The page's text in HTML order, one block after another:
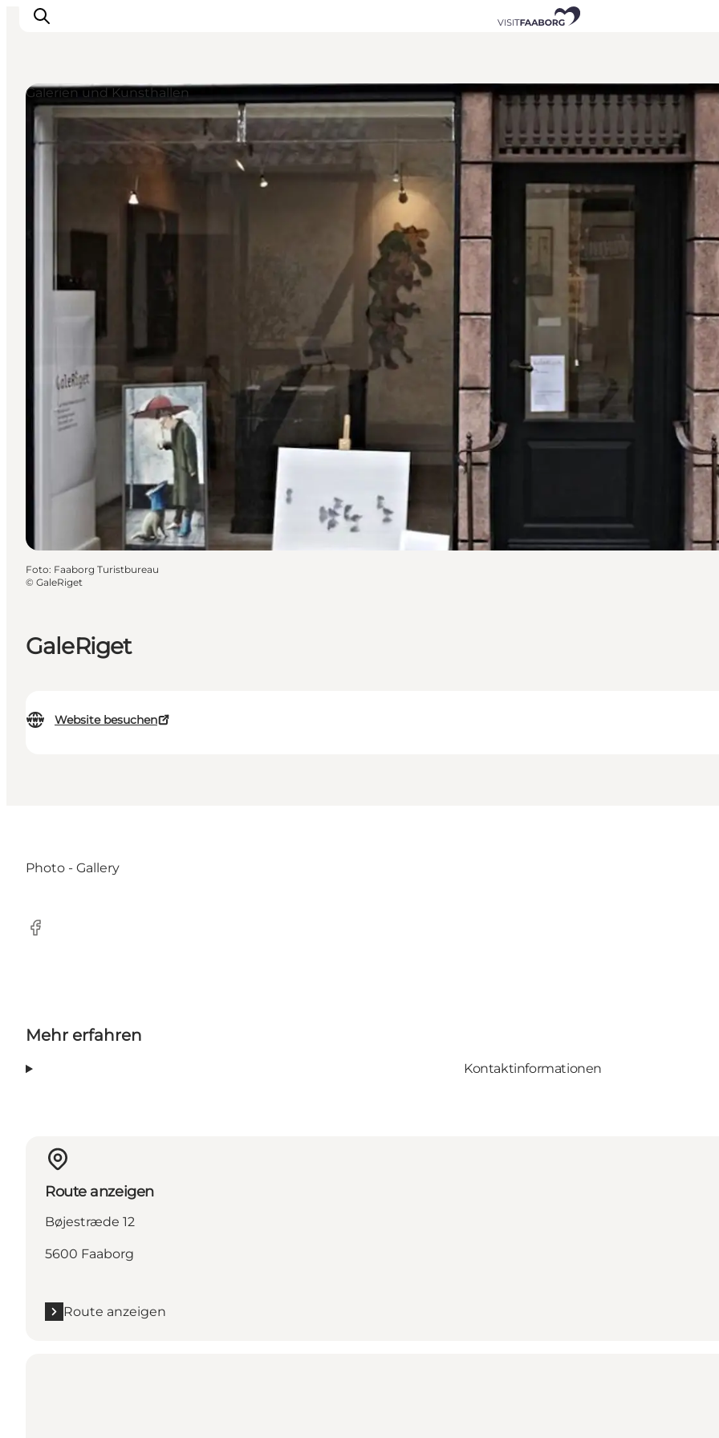
Unterkünfte
Gastronomie
Inselhüpfen
Outdoor
GaleRiget
Website besuchen
Galerien und Kunsthallen
Foto: Faaborg Turistbureau
© GaleRiget
Photo - Gallery
Facebook
Mehr erfahren
Kontaktinformationen
Route anzeigen
Bøjestræde 12
5600 Faaborg
Route anzeigen